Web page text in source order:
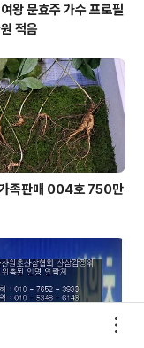
왕 문효주 가수 프로필
적음
족판매 004호 750만